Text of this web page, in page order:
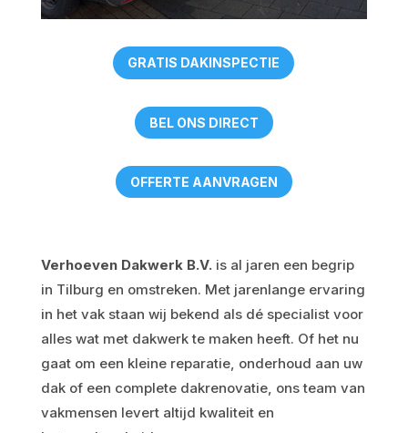
GRATIS DAKINSPECTIE
BEL ONS DIRECT
OFFERTE AANVRAGEN
Verhoeven Dakwerk B.V. is al jaren een begrip
in Tilburg en omstreken. Met jarenlange ervaring
in het vak staan wij bekend als dé specialist voor
alles wat met dakwerk te maken heeft. Of het nu
gaat om een kleine reparatie, onderhoud aan uw
dak of een complete dakrenovatie, ons team van
vakmensen levert altijd kwaliteit en